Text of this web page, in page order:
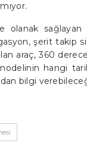
olanak sağlayan
şerit takip
araç, 360
hangi
bilgi